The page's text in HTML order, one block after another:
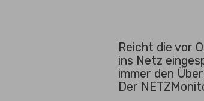
Reicht die vor
ins Netz
immer den
Der